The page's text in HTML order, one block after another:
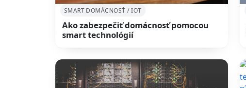
SMART DOMÁCNOSŤ / IOT
Ako zabezpečiť domácnosť pomocou
smart technológií